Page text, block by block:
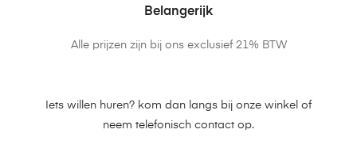
Belangerijk
Alle prijzen zijn bij ons exclusief 21% BTW
Iets willen huren? kom dan langs bij onze winkel of
neem telefonisch contact op.